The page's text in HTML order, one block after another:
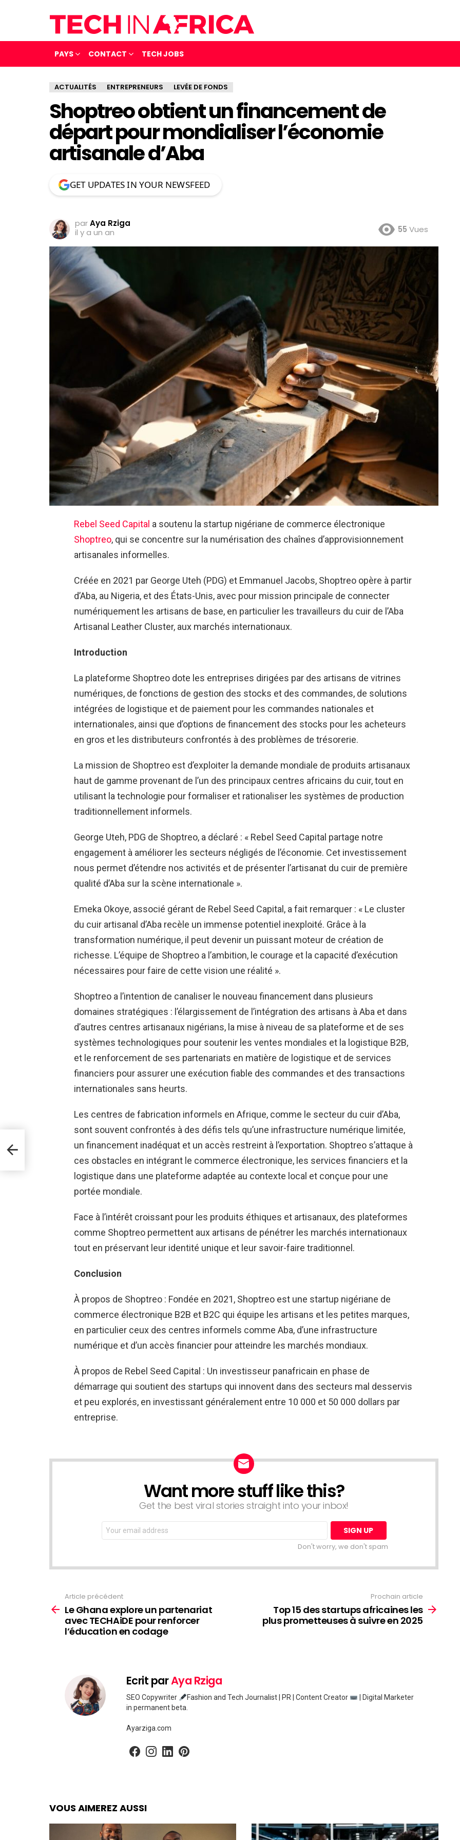
PAYS CONTACT TECH JOBS
ACTUALITÉS ENTREPRENEURS LEVÉE DE FONDS
Shoptreo obtient un financement de
départ pour mondialiser l’économie
artisanale d’Aba
GET UPDATES IN YOUR NEWSFEED
parAya Rziga
il y a un an
55 Vues
Rebel Seed Capital a soutenu la startup nigériane de commerce électronique
Shoptreo, qui se concentre sur la numérisation des chaînes d’approvisionnement
artisanales informelles.
Créée en 2021 par George Uteh (PDG) et Emmanuel Jacobs, Shoptreo opère à partir
d’Aba, au Nigeria, et des États-Unis, avec pour mission principale de connecter
numériquement les artisans de base, en particulier les travailleurs du cuir de l’Aba
Artisanal Leather Cluster, aux marchés internationaux.
Introduction
La plateforme Shoptreo dote les entreprises dirigées par des artisans de vitrines
numériques, de fonctions de gestion des stocks et des commandes, de solutions
intégrées de logistique et de paiement pour les commandes nationales et
internationales, ainsi que d’options de financement des stocks pour les acheteurs
en gros et les distributeurs confrontés à des problèmes de trésorerie.
La mission de Shoptreo est d’exploiter la demande mondiale de produits artisanaux
haut de gamme provenant de l’un des principaux centres africains du cuir, tout en
utilisant la technologie pour formaliser et rationaliser les systèmes de production
traditionnellement informels.
George Uteh, PDG de Shoptreo, a déclaré : « Rebel Seed Capital partage notre
engagement à améliorer les secteurs négligés de l’économie. Cet investissement
nous permet d’étendre nos activités et de présenter l’artisanat du cuir de première
qualité d’Aba sur la scène internationale ».
Emeka Okoye, associé gérant de Rebel Seed Capital, a fait remarquer : « Le cluster
du cuir artisanal d’Aba recèle un immense potentiel inexploité. Grâce à la
transformation numérique, il peut devenir un puissant moteur de création de
richesse. L’équipe de Shoptreo a l’ambition, le courage et la capacité d’exécution
nécessaires pour faire de cette vision une réalité ».
Shoptreo a l’intention de canaliser le nouveau financement dans plusieurs
domaines stratégiques : l’élargissement de l’intégration des artisans à Aba et dans
d’autres centres artisanaux nigérians, la mise à niveau de sa plateforme et de ses
systèmes technologiques pour soutenir les ventes mondiales et la logistique B2B,
et le renforcement de ses partenariats en matière de logistique et de services
financiers pour assurer une exécution fiable des commandes et des transactions
internationales sans heurts.
Les centres de fabrication informels en Afrique, comme le secteur du cuir d’Aba,
sont souvent confrontés à des défis tels qu’une infrastructure numérique limitée,
un financement inadéquat et un accès restreint à l’exportation. Shoptreo s’attaque à
ces obstacles en intégrant le commerce électronique, les services financiers et la
logistique dans une plateforme adaptée au contexte local et conçue pour une
portée mondiale.
Face à l’intérêt croissant pour les produits éthiques et artisanaux, des plateformes
comme Shoptreo permettent aux artisans de pénétrer les marchés internationaux
tout en préservant leur identité unique et leur savoir-faire traditionnel.
Conclusion
À propos de Shoptreo : Fondée en 2021, Shoptreo est une startup nigériane de
commerce électronique B2B et B2C qui équipe les artisans et les petites marques,
en particulier ceux des centres informels comme Aba, d’une infrastructure
numérique et d’un accès financier pour atteindre les marchés mondiaux.
À propos de Rebel Seed Capital : Un investisseur panafricain en phase de
démarrage qui soutient des startups qui innovent dans des secteurs mal desservis
et peu explorés, en investissant généralement entre 10 000 et 50 000 dollars par
entreprise.
Want more stuff like this?
Get the best viral stories straight into your inbox!
Email
address:
Don't worry, we don't spam
plus
Article précédent
Le Ghana explore un partenariat
avec TECHAiDE pour renforcer
l’éducation en codage
Prochain article
Top 15 des startups africaines les
plus prometteuses à suivre en 2025
Ecrit parAya Rziga
SEO Copywriter Fashion and Tech Journalist | PR | Content Creator
| Digital Marketer
in permanent beta.
Ayarziga.com
facebookinstagram
linkedin
VOUS AIMEREZ AUSSI
en